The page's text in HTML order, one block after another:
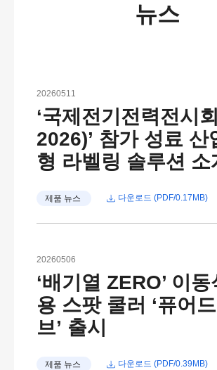
뉴스
20260511
‘국제전기전력전시
2026)’ 참가 성료 산
형 라벨링 솔루션 소
제품 뉴스 다운로드 (PDF/0.17MB)
20260506
‘배기열 ZERO’ 이동
용 스팟 쿨러 ‘퓨어
브’ 출시
제품 뉴스 다운로드 (PDF/0.39MB)